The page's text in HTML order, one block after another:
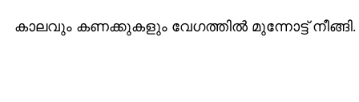
കാലവും കണക്കുകളും വേഗത്തില്‍ മുന്നോട്ട് നീങ്ങി.